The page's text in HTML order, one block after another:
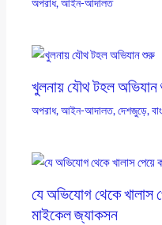
খুলনায় যৌথ টহল
অপরাধ,আইন-আদালত,দেশজুড়ে,
যে অভিযোগ থেকে খালাস
মাইকেল জ্যাকসন